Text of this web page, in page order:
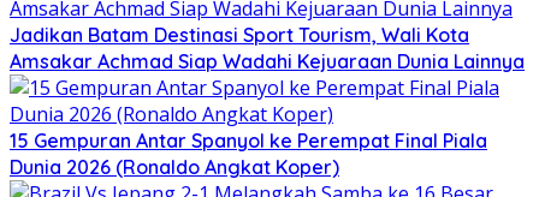
Jadikan Batam Destinasi Sport Tourism, Wali Kota
Amsakar Achmad Siap Wadahi Kejuaraan Dunia Lainnya
15 Gempuran Antar Spanyol ke Perempat Final Piala
Dunia 2026 (Ronaldo Angkat Koper)